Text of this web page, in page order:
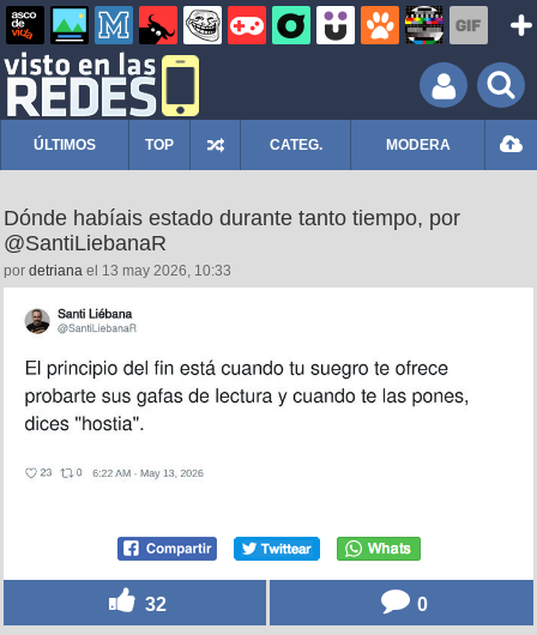
ÚLTIMOS TOP CATEG. MODERA
Dónde habíais estado durante tanto tiempo, por
@SantiLiebanaR
por detriana el 13 may 2026, 10:33
32 0